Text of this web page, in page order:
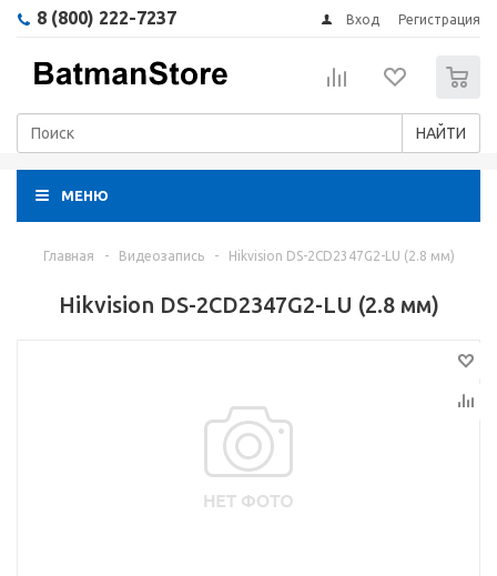
8 (800) 222-7237 Вход Регистрация
НАЙТИ
МЕНЮ
Главная - Видеозапись - Hikvision DS-2CD2347G2-LU (2.8 мм)
Hikvision DS-2CD2347G2-LU (2.8 мм)